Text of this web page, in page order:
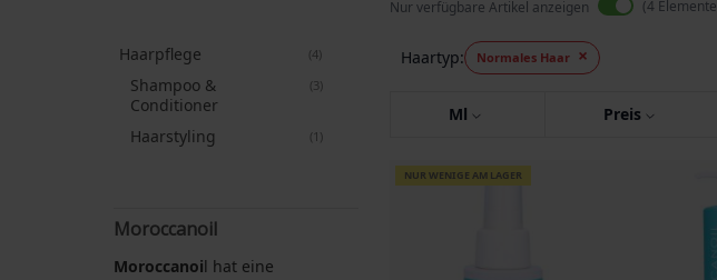
Haarpflege 4Artikel
Shampoo &
Conditioner
3Artikel
Haarstyling 1 Artikel
Nur verfügbare Artikel anzeigen 4 Elemente
Haartyp Normales Haar
Ml Preis
NUR WENIGE AM LAGER
Moroccanoil
Moroccanoil hat eine